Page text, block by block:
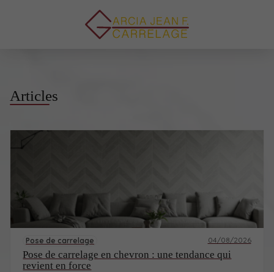
Articles
Pose de carrelage 04/08/2026
Pose de carrelage en chevron : une tendance qui
revient en force